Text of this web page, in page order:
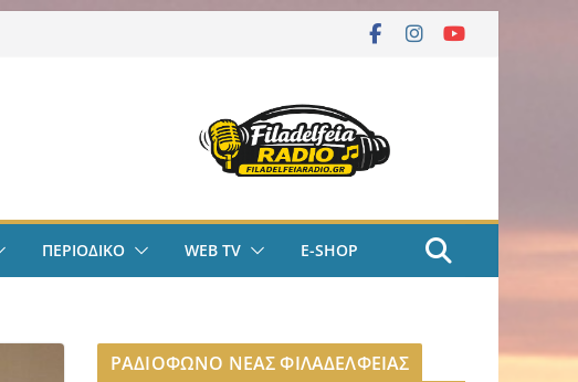
ΠΕΡΙΟΔΙΚΟ WEB TV E-SHOP
ΡΑΔΙΟΦΩΝΟ ΝΕΑΣ ΦΙΛΑΔΕΛΦΕΙΑΣ